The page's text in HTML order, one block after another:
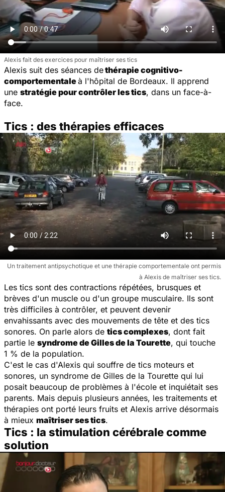
Alexis fait des exercices pour maîtriser ses tics
Alexis suit des séances dethérapie cognitivo-
comportementaleà l'hôpital de Bordeaux. Il apprend
une stratégie pour contrôler les tics, dans un face-à-
face.
Tics : des thérapies efficaces
Un traitement antipsychotique et une thérapie comportementale ont permis
à Alexis de maîtriser ses tics.
Les tics sont des contractions répétées, brusques et
brèves d'un muscle ou d'un groupe musculaire. Ils sont
très difficiles à contrôler, et peuvent devenir
envahissants avec des mouvements de tête et des tics
sonores. On parle alors de tics complexes, dont fait
partie le syndrome de Gilles de la Tourette, qui touche
1 % de la population.
C'est le cas d'Alexis qui souffre de tics moteurs et
sonores, un syndrome de Gilles de la Tourette qui lui
posait beaucoup de problèmes à l'école et inquiétait ses
parents. Mais depuis plusieurs années, les traitements et
thérapies ont porté leurs fruits et Alexis arrive désormais
à mieux maîtriser ses tics.
Tics : la stimulation cérébrale comme
solution